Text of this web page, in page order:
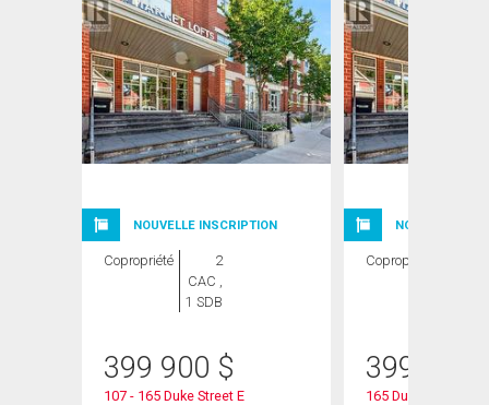
NOUVELLE INSCRIPTION
Copropriété
2
CAC ,
1 SDB
399 900 $
107 - 165 Duke Street E
NOUVELLE
Copropriété
399 900
165 Duke Street E